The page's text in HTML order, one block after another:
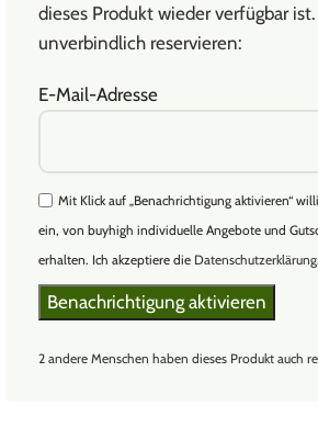
dieses Produkt wieder verfügbar
unverbindlich reservieren:
E-Mail-Adresse
Mit Klick auf „Benachrichtigung aktivieren“
ein, von buyhigh individuelle Angebote und
erhalten. Ich akzeptiere die Datenschutzerklärung
2 andere Menschen haben dieses Produkt auch